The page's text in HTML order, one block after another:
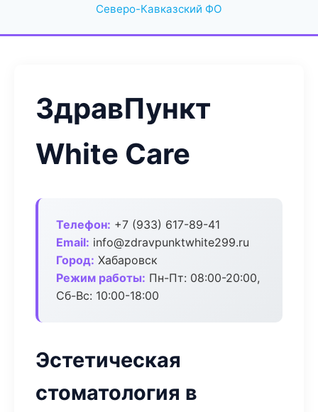
Северо-Кавказский ФО
ЗдравПункт
White Care
Телефон: +7 (933) 617-89-41
Email: info@zdravpunktwhite299.ru
Город: Хабаровск
Режим работы: Пн-Пт: 08:00-20:00,
Сб-Вс: 10:00-18:00
Эстетическая
стоматология в